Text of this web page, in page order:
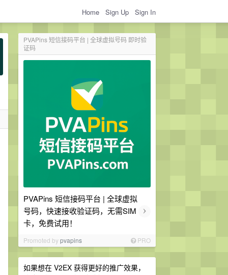
Home Sign Up Sign In
PVAPins 短信接码平台 | 全球虚拟号码 即时验
证码
PVAPins 短信接码平台 | 全球虚拟
号码，快速接收验证码，无需SIM
卡，免费试用！
›
Promoted bypvapins PRO
如果想在 V2EX 获得更好的推广效果，